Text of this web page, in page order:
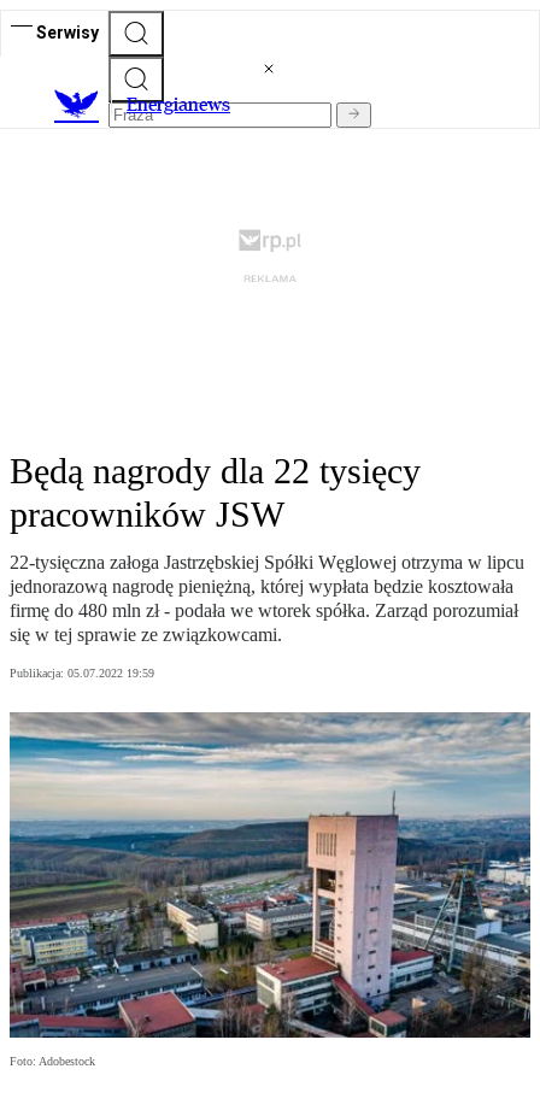
Serwisy
Energianews
Będą nagrody dla 22 tysięcy
pracowników JSW
22-tysięczna załoga Jastrzębskiej Spółki Węglowej otrzyma w lipcu
jednorazową nagrodę pieniężną, której wypłata będzie kosztowała
firmę do 480 mln zł - podała we wtorek spółka. Zarząd porozumiał
się w tej sprawie ze związkowcami.
Publikacja: 05.07.2022 19:59
Foto: Adobestock